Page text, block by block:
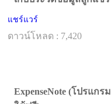
แชร์แวร์
ดาวน์โหลด : 7,420
ExpenseNote (โปรแก